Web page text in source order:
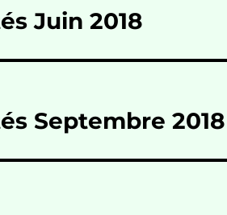
Juin 2018
Septembre 2018